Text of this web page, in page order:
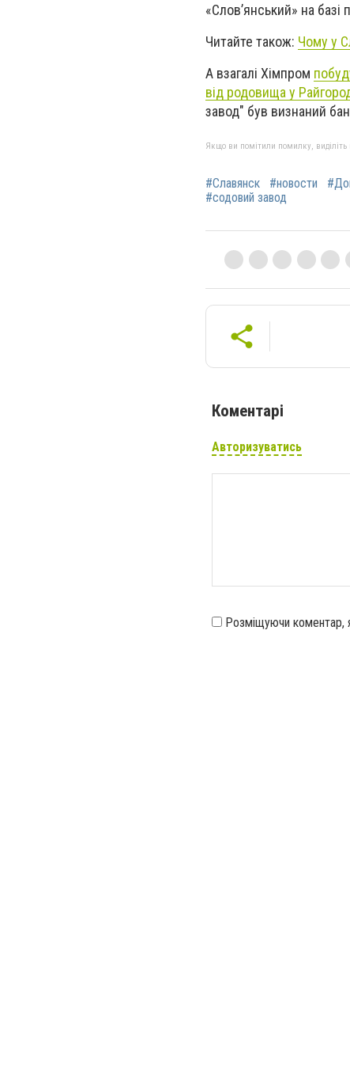
«Слов’янський» на
Читайте також: Чому у
А взагалі Хімпром
від родовища у
завод" був визнаний
Якщо ви помітили помилку, виділіть
#Славянск #новости
#содовий завод
Коментарі
Авторизуватись
Розміщуючи коментар,